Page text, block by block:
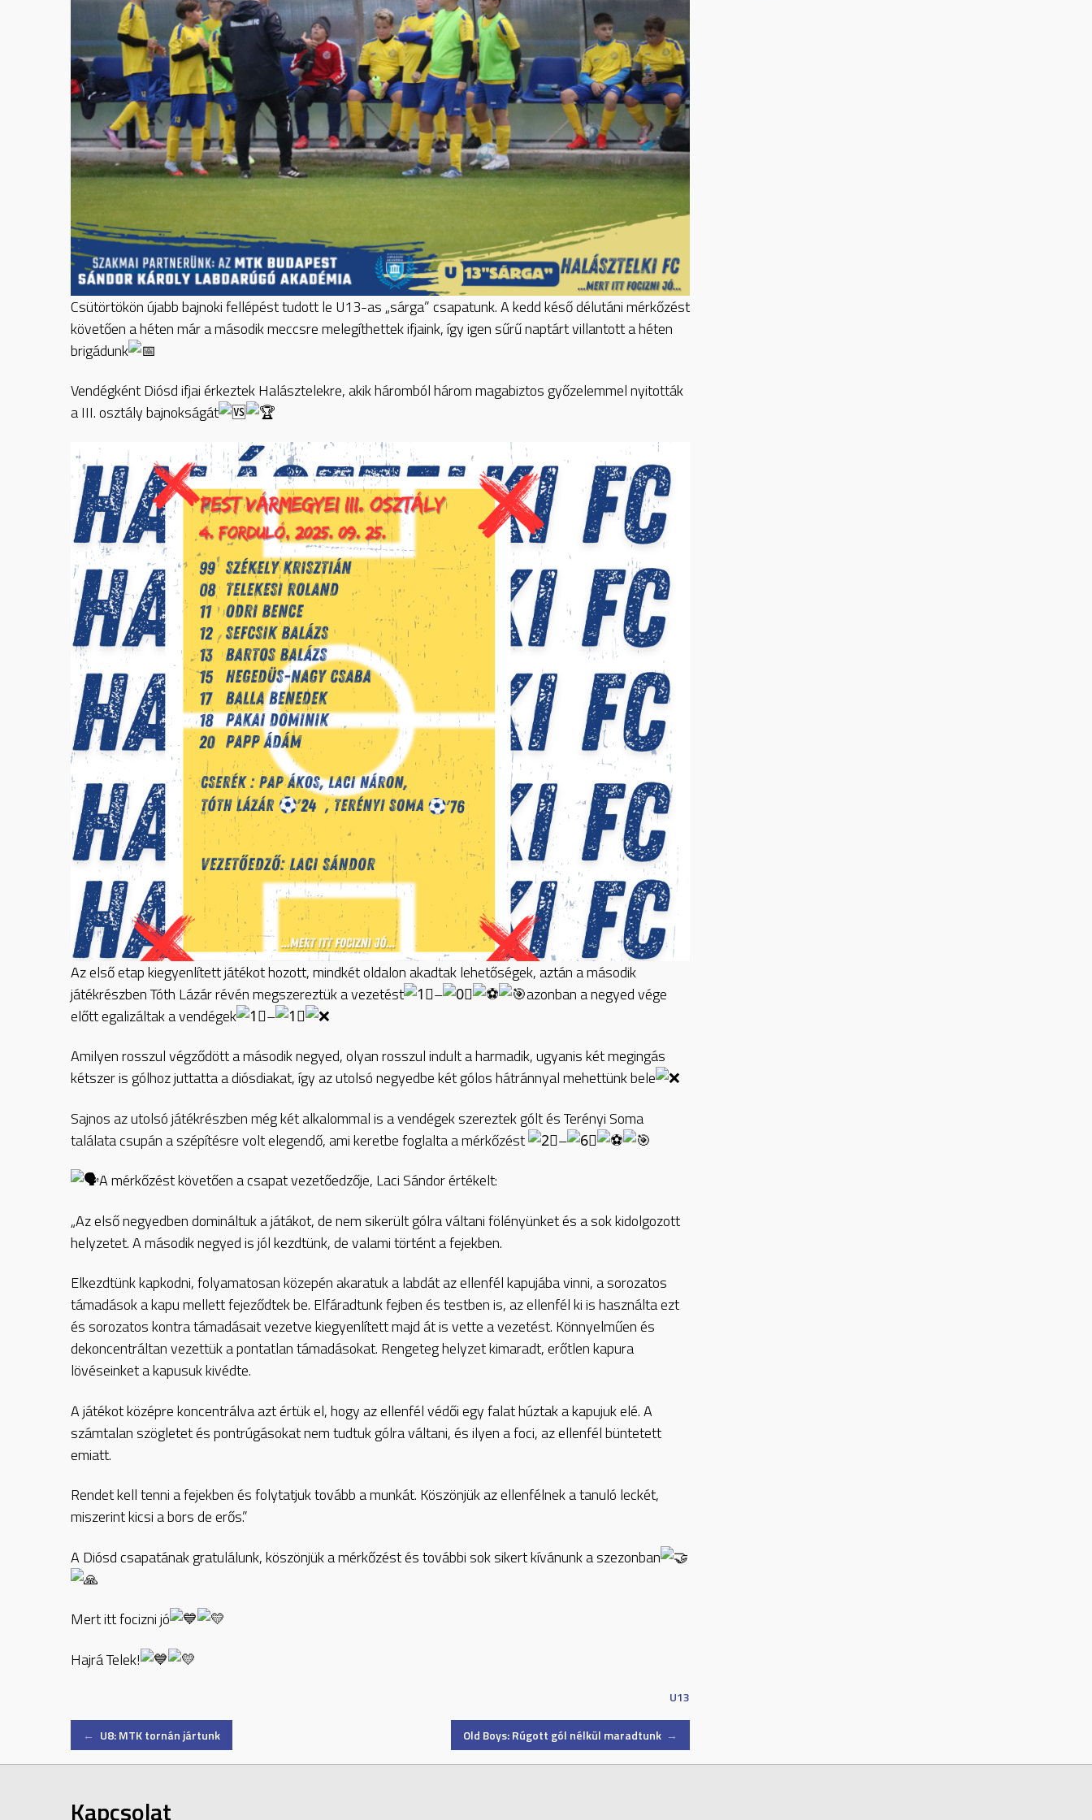
Csütörtökön újabb bajnoki fellépést tudott le U13-as „sárga” csapatunk. A kedd késő délutáni mérkőzést
követően a héten már a második meccsre melegíthettek ifjaink, így igen sűrű naptárt villantott a héten
brigádunk
Vendégként Diósd ifjai érkeztek Halásztelekre, akik háromból három magabiztos győzelemmel nyitották
a III. osztály bajnokságát
Az első etap kiegyenlített játékot hozott, mindkét oldalon akadtak lehetőségek, aztán a második
játékrészben Tóth Lázár révén megszereztük a vezetést
–
azonban a negyed vége
előtt egalizáltak a vendégek
–
Amilyen rosszul végződött a második negyed, olyan rosszul indult a harmadik, ugyanis két megingás
kétszer is gólhoz juttatta a diósdiakat, így az utolsó negyedbe két gólos hátránnyal mehettünk bele
Sajnos az utolsó játékrészben még két alkalommal is a vendégek szereztek gólt és Terényi Soma
találata csupán a szépítésre volt elegendő, ami keretbe foglalta a mérkőzést
–
A mérkőzést követően a csapat vezetőedzője, Laci Sándor értékelt:
„Az első negyedben domináltuk a játákot, de nem sikerült gólra váltani fölényünket és a sok kidolgozott
helyzetet. A második negyed is jól kezdtünk, de valami történt a fejekben.
Elkezdtünk kapkodni, folyamatosan közepén akaratuk a labdát az ellenfél kapujába vinni, a sorozatos
támadások a kapu mellett fejeződtek be. Elfáradtunk fejben és testben is, az ellenfél ki is használta ezt
és sorozatos kontra támadásait vezetve kiegyenlített majd át is vette a vezetést. Könnyelműen és
dekoncentráltan vezettük a pontatlan támadásokat. Rengeteg helyzet kimaradt, erőtlen kapura
lövéseinket a kapusuk kivédte.
A játékot középre koncentrálva azt értük el, hogy az ellenfél védői egy falat húztak a kapujuk elé. A
számtalan szögletet és pontrúgásokat nem tudtuk gólra váltani, és ilyen a foci, az ellenfél büntetett
emiatt.
Rendet kell tenni a fejekben és folytatjuk tovább a munkát. Köszönjük az ellenfélnek a tanuló leckét,
miszerint kicsi a bors de erős.”
A Diósd csapatának gratulálunk, köszönjük a mérkőzést és további sok sikert kívánunk a szezonban
Mert itt focizni jó
Hajrá Telek!
U13
Post
← U8: MTK tornán jártunk Old Boys: Rúgott gól nélkül maradtunk →
Kapcsolat